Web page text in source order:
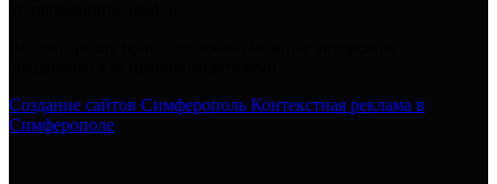
Создание сайтов Симферополь Контекстная реклама в
Симферополе